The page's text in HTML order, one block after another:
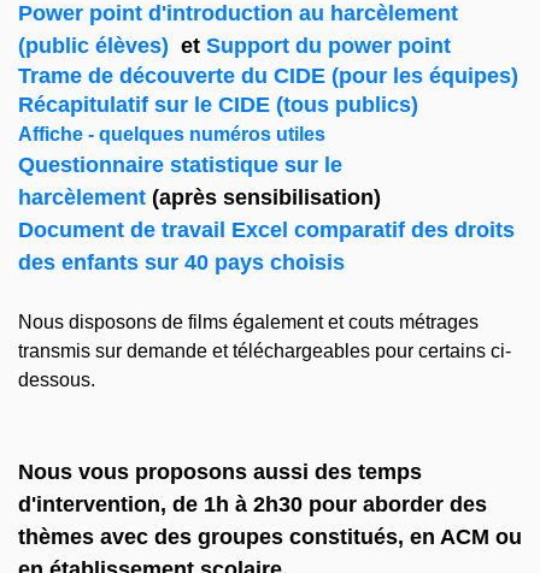
Power point d'introduction au harcèlement
(public élèves) et Support du power point
Trame de découverte du CIDE (pour les équipes)
Récapitulatif sur le CIDE (tous publics)
Affiche - quelques numéros utiles
Questionnaire statistique sur le
harcèlement (après sensibilisation)
Document de travail Excel comparatif des droits
des enfants sur 40 pays choisis
Nous disposons de films également et couts métrages
transmis sur demande et téléchargeables pour certains ci-
dessous.
Nous vous proposons aussi des temps
d'intervention, de 1h à 2h30 pour aborder des
thèmes avec des groupes constitués, en ACM ou